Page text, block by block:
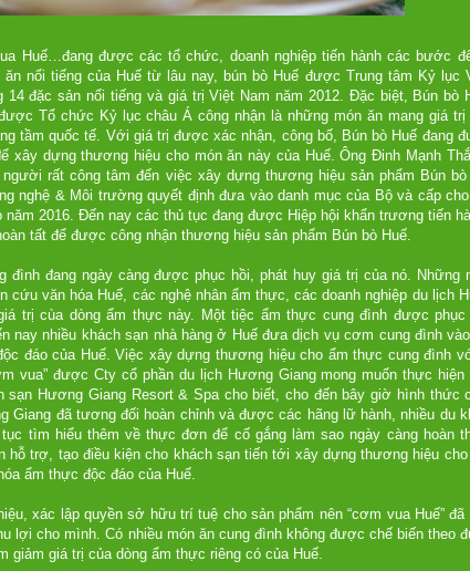
Huế…đang được các tổ chức, doanh nghiệp tiến hành các bước
nổi tiếng của Huế từ lâu nay, bún bò Huế được Trung tâm Kỷ lục
đặc sản nổi tiếng và giá trị Việt Nam năm 2012. Đặc biệt, Bún bò
Tổ chức Kỷ lục châu Á công nhận là những món ăn mang giá
tầm quốc tế. Với giá trị được xác nhận, công bố, Bún bò Huế đang
xây dựng thương hiệu cho món ăn này của Huế. Ông Đinh Mạnh
rất công tâm đến việc xây dựng thương hiệu sản phẩm Bún bò
nghệ & Môi trường quyết định đưa vào danh mục của Bộ và cấp
2016. Đến nay các thủ tục đang được Hiệp hội khẩn trương tiến
tất để được công nhận thương hiệu sản phẩm Bún bò Huế.
đang ngày càng được phục hồi, phát huy giá trị của nó. Những
cứu văn hóa Huế, các nghệ nhân ẩm thực, các doanh nghiệp du lịch
trị cùa dòng ẩm thực này. Một tiệc ẩm thực cung đình được phục
nay nhiều khách sạn nhà hàng ở Huế đưa dịch vụ cơm cung đình
đáo của Huế. Việc xây dựng thương hiệu cho ẩm thực cung đình
vua” được Cty cổ phần du lịch Hương Giang mong muốn thực hiện
sạn Hương Giang Resort & Spa cho biết, cho đến bây giờ hình thức
Giang đã tương đối hoàn chỉnh và được các hãng lữ hành, nhiều du
tìm hiểu thêm về thực đơn để cố gắng làm sao ngày càng hoàn
hỗ trợ, tạo điều kiện cho khách sạn tiến tới xây dựng thương hiệu
ẩm thực độc đáo của Huế.
xác lập quyền sở hữu trí tuệ cho sản phẩm nên “cơm vua Huế” đã
lợi cho mình. Có nhiều món ăn cung đình không được chế biến theo
giảm giá trị của dòng ẩm thực riêng có của Huế.